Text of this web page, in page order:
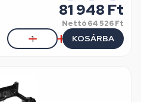
81 948 Ft
Nettó64 526 Ft
KOSÁRBA